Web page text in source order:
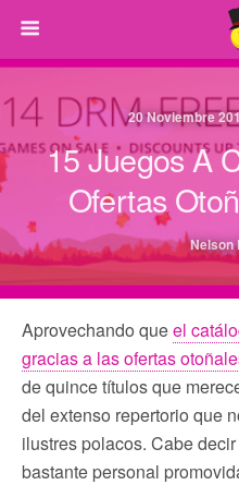
20 Noviembre
15 Juegos A
Ofertas
Nelson
Aprovechando queel
gracias a las ofertas
de quince títulos que
del extenso repertorio que
ilustres polacos. Cabe
bastante personal